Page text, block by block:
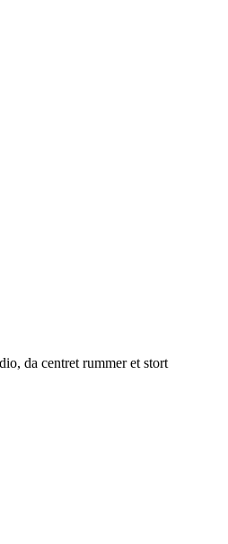
da centret rummer et stort